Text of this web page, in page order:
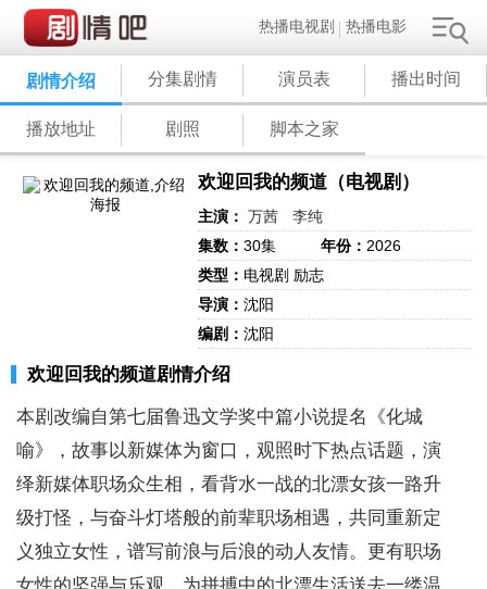
热播电视剧 热播电影
剧情介绍 分集剧情 演员表 播出时间
播放地址 剧照 脚本之家
欢迎回我的频道（电视剧）
主演： 万茜
李纯
集数：30集 年份： 2026
类型： 电视剧 励志
导演：沈阳
编剧：沈阳
欢迎回我的频道剧情介绍
本剧改编自第七届鲁迅文学奖中篇小说提名《化城
喻》，故事以新媒体为窗口，观照时下热点话题，演
绎新媒体职场众生相，看背水一战的北漂女孩一路升
级打怪，与奋斗灯塔般的前辈职场相遇，共同重新定
义独立女性，谱写前浪与后浪的动人友情。更有职场
女性的坚强与乐观，为拼搏中的北漂生活送去一缕温